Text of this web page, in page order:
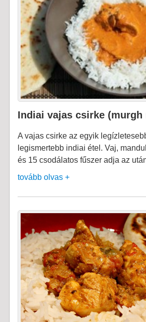
Indiai vajas csirke (murgh
A vajas csirke az egyik
legismertebb indiai étel. Vaj,
és 15 csodálatos fűszer adja az
tovább olvas +